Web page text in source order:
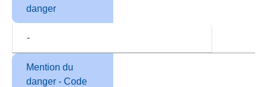
danger
-
Mention du
danger - Code